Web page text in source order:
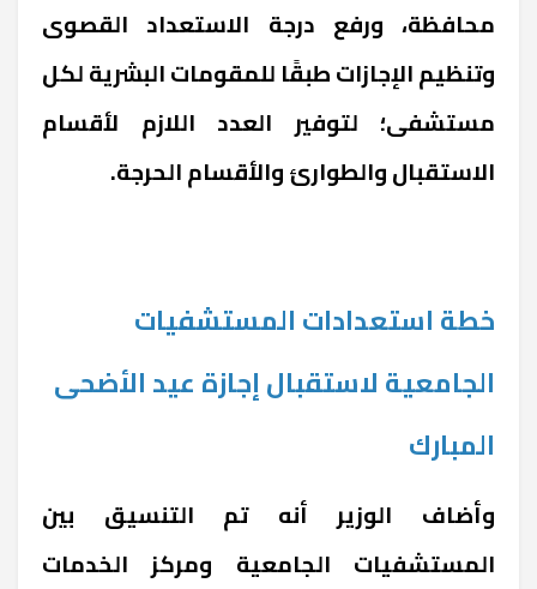
محافظة، ورفع درجة الاستعداد القصوى
وتنظيم الإجازات طبقًا للمقومات البشرية لكل
مستشفى؛ لتوفير العدد اللازم لأقسام
الاستقبال والطوارئ والأقسام الحرجة.
خطة استعدادات المستشفيات
الجامعية لاستقبال إجازة عيد الأضحى
المبارك
وأضاف الوزير أنه تم التنسيق بين
المستشفيات الجامعية ومركز الخدمات